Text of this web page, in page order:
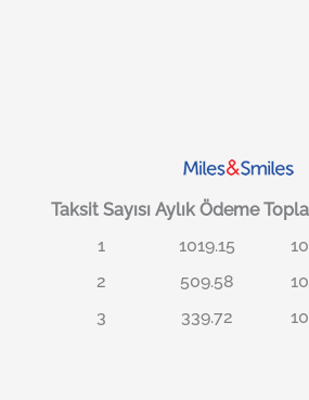
Taksit Sayısı Aylık Ödeme
1
1019.15
2
509.58
3
339.72